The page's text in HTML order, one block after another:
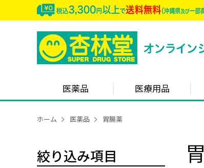
医薬品 医療用品
ホーム 医薬品 胃腸薬
絞り込み項目